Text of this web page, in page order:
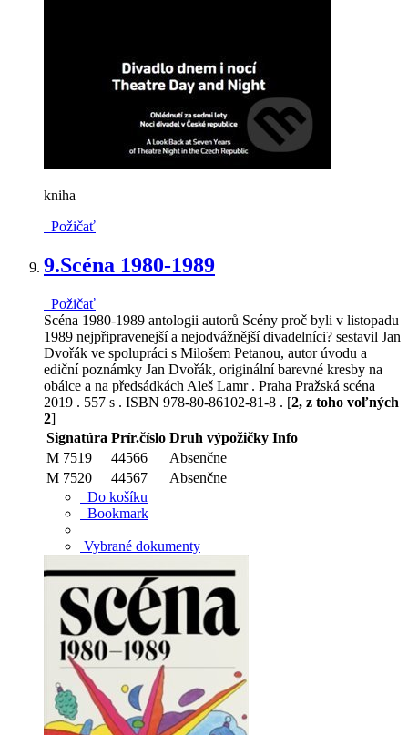
kniha
Požičať
9.Scéna 1980-1989
Požičať
Scéna 1980-1989 antologii autorů Scény proč byli v listopadu
1989 nejpřipravenejší a nejodvážnější divadelníci? sestavil Jan
Dvořák ve spolupráci s Milošem Petanou, autor úvodu a
ediční poznámky Jan Dvořák, originální barevné kresby na
obálce a na předsádkách Aleš Lamr . Praha Pražská scéna
2019 . 557 s . ISBN 978-80-86102-81-8 . [2, z toho voľných
2]
Signatúra Prír.číslo Druh výpožičky Info
M 7519
44566
Absenčne
M 7520
44567
Absenčne
Do košíku
Bookmark
Vybrané dokumenty